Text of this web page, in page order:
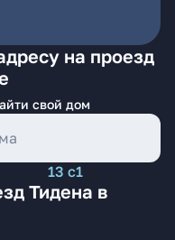
на проезд
свой дом
13 с1
Тидена в